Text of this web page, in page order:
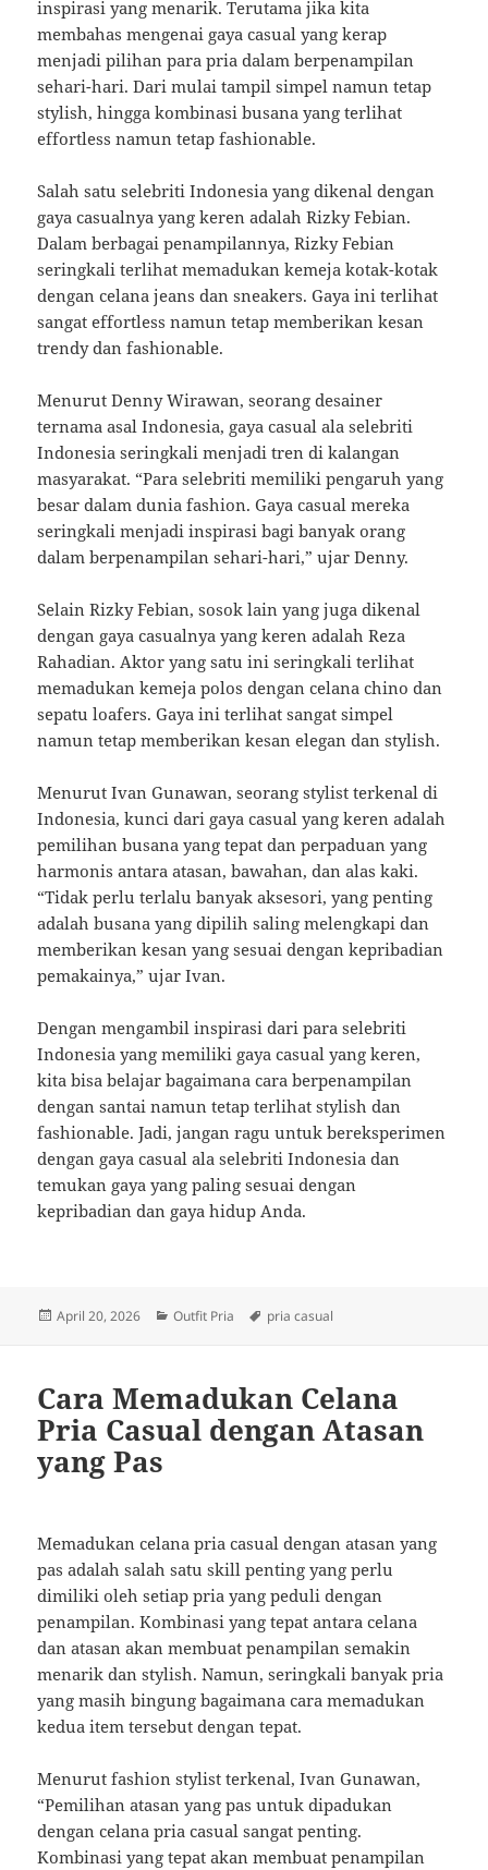
inspirasi yang menarik. Terutama jika kita
membahas mengenai gaya casual yang kerap
menjadi pilihan para pria dalam berpenampilan
sehari-hari. Dari mulai tampil simpel namun tetap
stylish, hingga kombinasi busana yang terlihat
effortless namun tetap fashionable.
Salah satu selebriti Indonesia yang dikenal dengan
gaya casualnya yang keren adalah Rizky Febian.
Dalam berbagai penampilannya, Rizky Febian
seringkali terlihat memadukan kemeja kotak-kotak
dengan celana jeans dan sneakers. Gaya ini terlihat
sangat effortless namun tetap memberikan kesan
trendy dan fashionable.
Menurut Denny Wirawan, seorang desainer
ternama asal Indonesia, gaya casual ala selebriti
Indonesia seringkali menjadi tren di kalangan
masyarakat. “Para selebriti memiliki pengaruh yang
besar dalam dunia fashion. Gaya casual mereka
seringkali menjadi inspirasi bagi banyak orang
dalam berpenampilan sehari-hari,” ujar Denny.
Selain Rizky Febian, sosok lain yang juga dikenal
dengan gaya casualnya yang keren adalah Reza
Rahadian. Aktor yang satu ini seringkali terlihat
memadukan kemeja polos dengan celana chino dan
sepatu loafers. Gaya ini terlihat sangat simpel
namun tetap memberikan kesan elegan dan stylish.
Menurut Ivan Gunawan, seorang stylist terkenal di
Indonesia, kunci dari gaya casual yang keren adalah
pemilihan busana yang tepat dan perpaduan yang
harmonis antara atasan, bawahan, dan alas kaki.
“Tidak perlu terlalu banyak aksesori, yang penting
adalah busana yang dipilih saling melengkapi dan
memberikan kesan yang sesuai dengan kepribadian
pemakainya,” ujar Ivan.
Dengan mengambil inspirasi dari para selebriti
Indonesia yang memiliki gaya casual yang keren,
kita bisa belajar bagaimana cara berpenampilan
dengan santai namun tetap terlihat stylish dan
fashionable. Jadi, jangan ragu untuk bereksperimen
dengan gaya casual ala selebriti Indonesia dan
temukan gaya yang paling sesuai dengan
kepribadian dan gaya hidup Anda.
Posted
April 20, 2026 Categories
Outfit Pria Tags
pria casual
Cara Memadukan Celana
Pria Casual dengan Atasan
yang Pas
Memadukan celana pria casual dengan atasan yang
pas adalah salah satu skill penting yang perlu
dimiliki oleh setiap pria yang peduli dengan
penampilan. Kombinasi yang tepat antara celana
dan atasan akan membuat penampilan semakin
menarik dan stylish. Namun, seringkali banyak pria
yang masih bingung bagaimana cara memadukan
kedua item tersebut dengan tepat.
Menurut fashion stylist terkenal, Ivan Gunawan,
“Pemilihan atasan yang pas untuk dipadukan
dengan celana pria casual sangat penting.
Kombinasi yang tepat akan membuat penampilan